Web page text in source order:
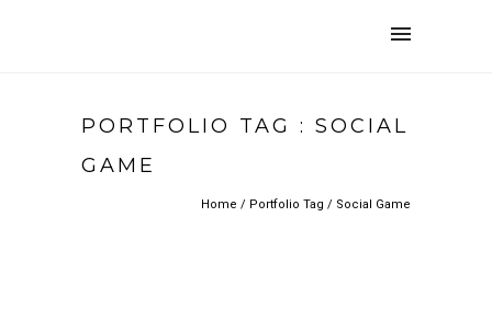
PORTFOLIO TAG : SOCIAL
GAME
Home / Portfolio Tag / Social Game